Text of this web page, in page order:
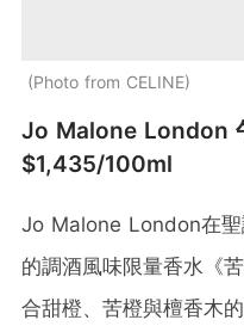
Photo from CELINE
Jo Malone London
$1,435/100ml
Jo Malone London在聖
的調酒風味限量香水《
合甜橙、苦橙與檀香木